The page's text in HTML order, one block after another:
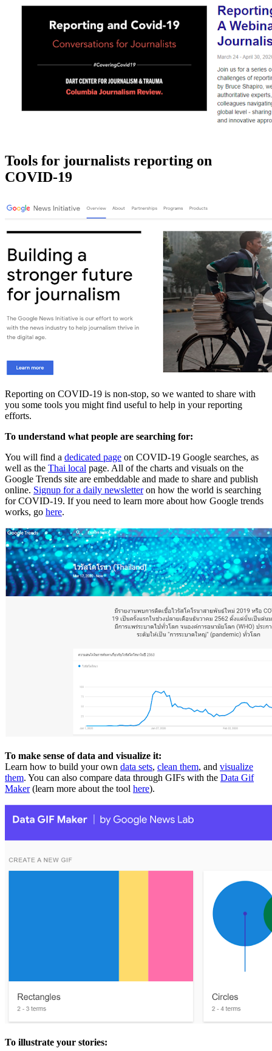
Tools for journalists reporting on
COVID-19
Reporting on COVID-19 is non-stop, so we wanted to share with
you some tools you might find useful to help in your reporting
efforts.
To understand what people are searching for:
You will find a dedicated page on COVID-19 Google searches, as
well as the Thai local page. All of the charts and visuals on the
Google Trends site are embeddable and made to share and publish
online. Signup for a daily newsletteron how the world is searching
for COVID-19. If you need to learn more about how Google trends
works, go here.
To make sense of data and visualize it:
Learn how to build your own data sets, clean them, and visualize
them. You can also compare data through GIFs with the Data Gif
Maker(learn more about the tool here).
To illustrate your stories: